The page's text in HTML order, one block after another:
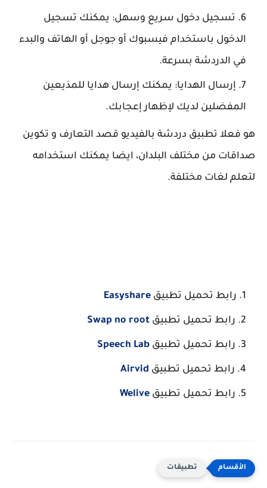
تسجيل دخول سريع وسهل: يمكنك تسجيل
الدخول باستخدام فيسبوك أو جوجل أو الهاتف والبدء
في الدردشة بسرعة.
إرسال الهدايا: يمكنك إرسال هدايا للمذيعين
المفضلين لديك لإظهار إعجابك.
هو فعلا تطبيق دردشة بالفيديو قصد التعارف و تكوين
صداقات من مختلف البلدان، ايضا يمكنك استخدامه
لتعلم لغات مختلفة.
رابط تحميل تطبيق Easyshare
رابط تحميل تطبيق Swap no root
رابط تحميل تطبيق Speech Lab
رابط تحميل تطبيق Airvid
رابط تحميل تطبيق Welive
تطبيقات